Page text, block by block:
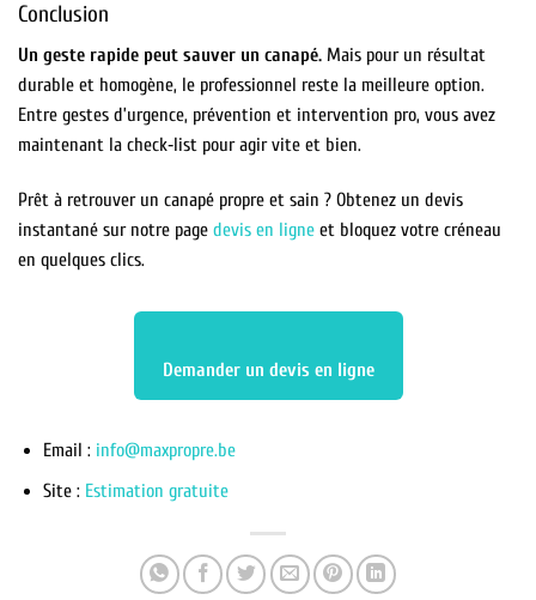
Conclusion
Un geste rapide peut sauver un canapé. Mais pour un résultat
durable et homogène, le professionnel reste la meilleure option.
Entre gestes d’urgence, prévention et intervention pro, vous avez
maintenant la check‑list pour agir vite et bien.
Prêt à retrouver un canapé propre et sain ? Obtenez un devis
instantané sur notre page devis en ligne et bloquez votre créneau
en quelques clics.
Demander un devis en ligne
Email : info@maxpropre.be
Site : Estimation gratuite